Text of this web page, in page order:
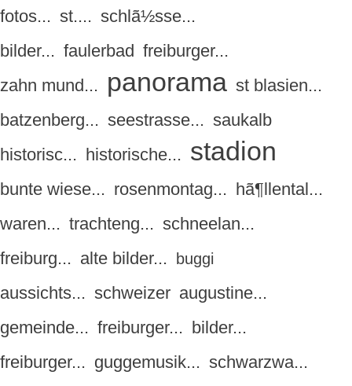
fotos... st.... schlã½sse...
bilder... faulerbad freiburger...
zahn mund... panorama st blasien...
batzenberg... seestrasse... saukalb
historisc... historische... stadion
bunte wiese... rosenmontag... hã¶llental...
waren... trachteng... schneelan...
freiburg... alte bilder... buggi
aussichts... schweizer augustine...
gemeinde... freiburger... bilder...
freiburger... guggemusik... schwarzwa...